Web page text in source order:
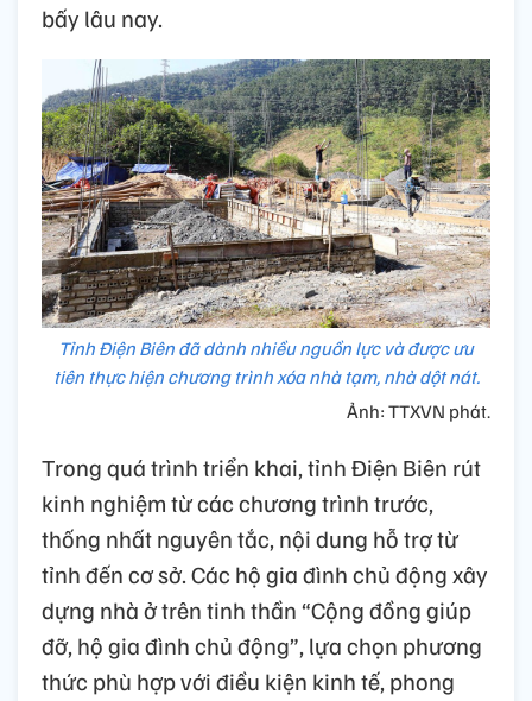
bấy lâu nay.
Tỉnh Điện Biên đã dành nhiều nguồn lực và được ưu
tiên thực hiện chương trình xóa nhà tạm, nhà dột nát.
Ảnh: TTXVN phát.
Trong quá trình triển khai, tỉnh Điện Biên rút
kinh nghiệm từ các chương trình trước,
thống nhất nguyên tắc, nội dung hỗ trợ từ
tỉnh đến cơ sở. Các hộ gia đình chủ động xây
dựng nhà ở trên tinh thần “Cộng đồng giúp
đỡ, hộ gia đình chủ động”, lựa chọn phương
thức phù hợp với điều kiện kinh tế, phong